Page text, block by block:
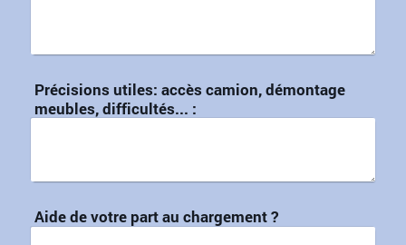
Précisions utiles: accès camion, démontage
meubles, difficultés... :
Aide de votre part au chargement ?